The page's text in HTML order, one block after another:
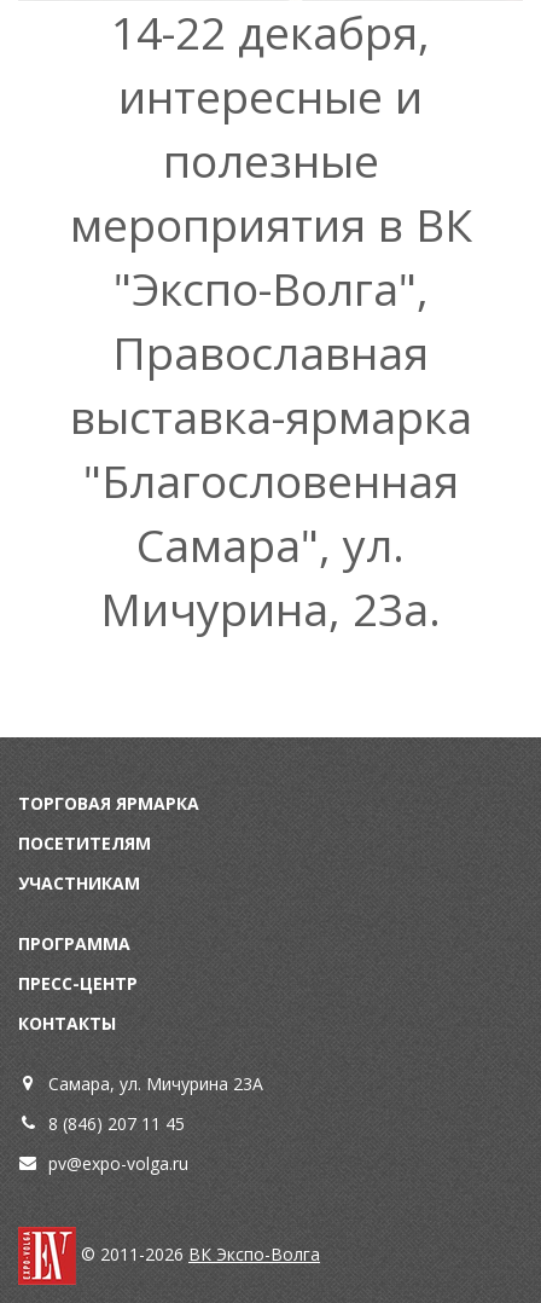
14-22 декабря,
интересные и
полезные
мероприятия в ВК
"Экспо-Волга",
Православная
выставка-ярмарка
"Благословенная
Самара", ул.
Мичурина, 23а.
ТОРГОВАЯ ЯРМАРКА
ПОСЕТИТЕЛЯМ
УЧАСТНИКАМ
ПРОГРАММА
ПРЕСС-ЦЕНТР
КОНТАКТЫ
Самара, ул. Мичурина 23А
8 (846) 207 11 45
pv@expo-volga.ru
© 2011-2026 ВК Экспо-Волга